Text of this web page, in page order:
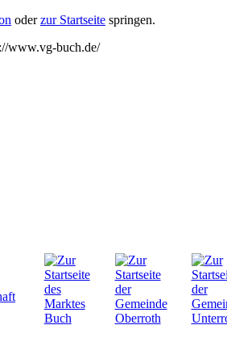
oderzur Startseite springen.
www.vg-buch.de/